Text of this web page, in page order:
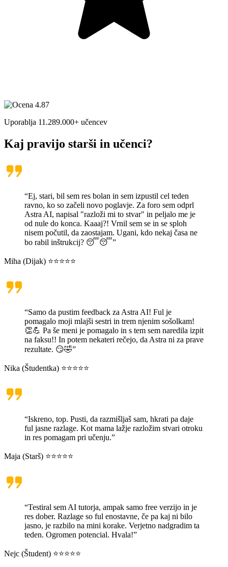
Uporablja 11.289.000+ učencev
Kaj pravijo starši in učenci?
“Ej, stari, bil sem res bolan in sem izpustil cel teden
ravno, ko so začeli novo poglavje. Za foro sem odprl
Astra AI, napisal "razloži mi to stvar" in peljalo me je
od nule do konca. Kaaaj?! Vrnil sem se in se sploh
nisem počutil, da zaostajam. Ugani, kdo nekaj časa ne
bo rabil inštrukcij? 😴😴”
Miha (Dijak) ⭐⭐⭐⭐⭐
“Samo da pustim feedback za Astra AI! Ful je
pomagalo moji mlajši sestri in trem njenim sošolkam!
👏💪 Pa še meni je pomagalo in s tem sem naredila izpit
na faksu!! In potem nekateri rečejo, da Astra ni za prave
rezultate. 😏🤣”
Nika (Študentka) ⭐⭐⭐⭐⭐
“Iskreno, top. Pusti, da razmišljaš sam, hkrati pa daje
ful jasne razlage. Kot mama lažje razložim stvari otroku
in res pomagam pri učenju.”
Maja (Starš) ⭐⭐⭐⭐⭐
“Testiral sem AI tutorja, ampak samo free verzijo in je
res dober. Razlage so ful enostavne, če pa kaj ni bilo
jasno, je razbilo na mini korake. Verjetno nadgradim ta
teden. Ogromen potencial. Hvala!”
Nejc (Študent) ⭐⭐⭐⭐⭐